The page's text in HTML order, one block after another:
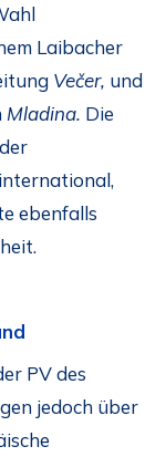
Laibacher
Večer, und
Mladina. Die
ebenfalls
PV des
jedoch über